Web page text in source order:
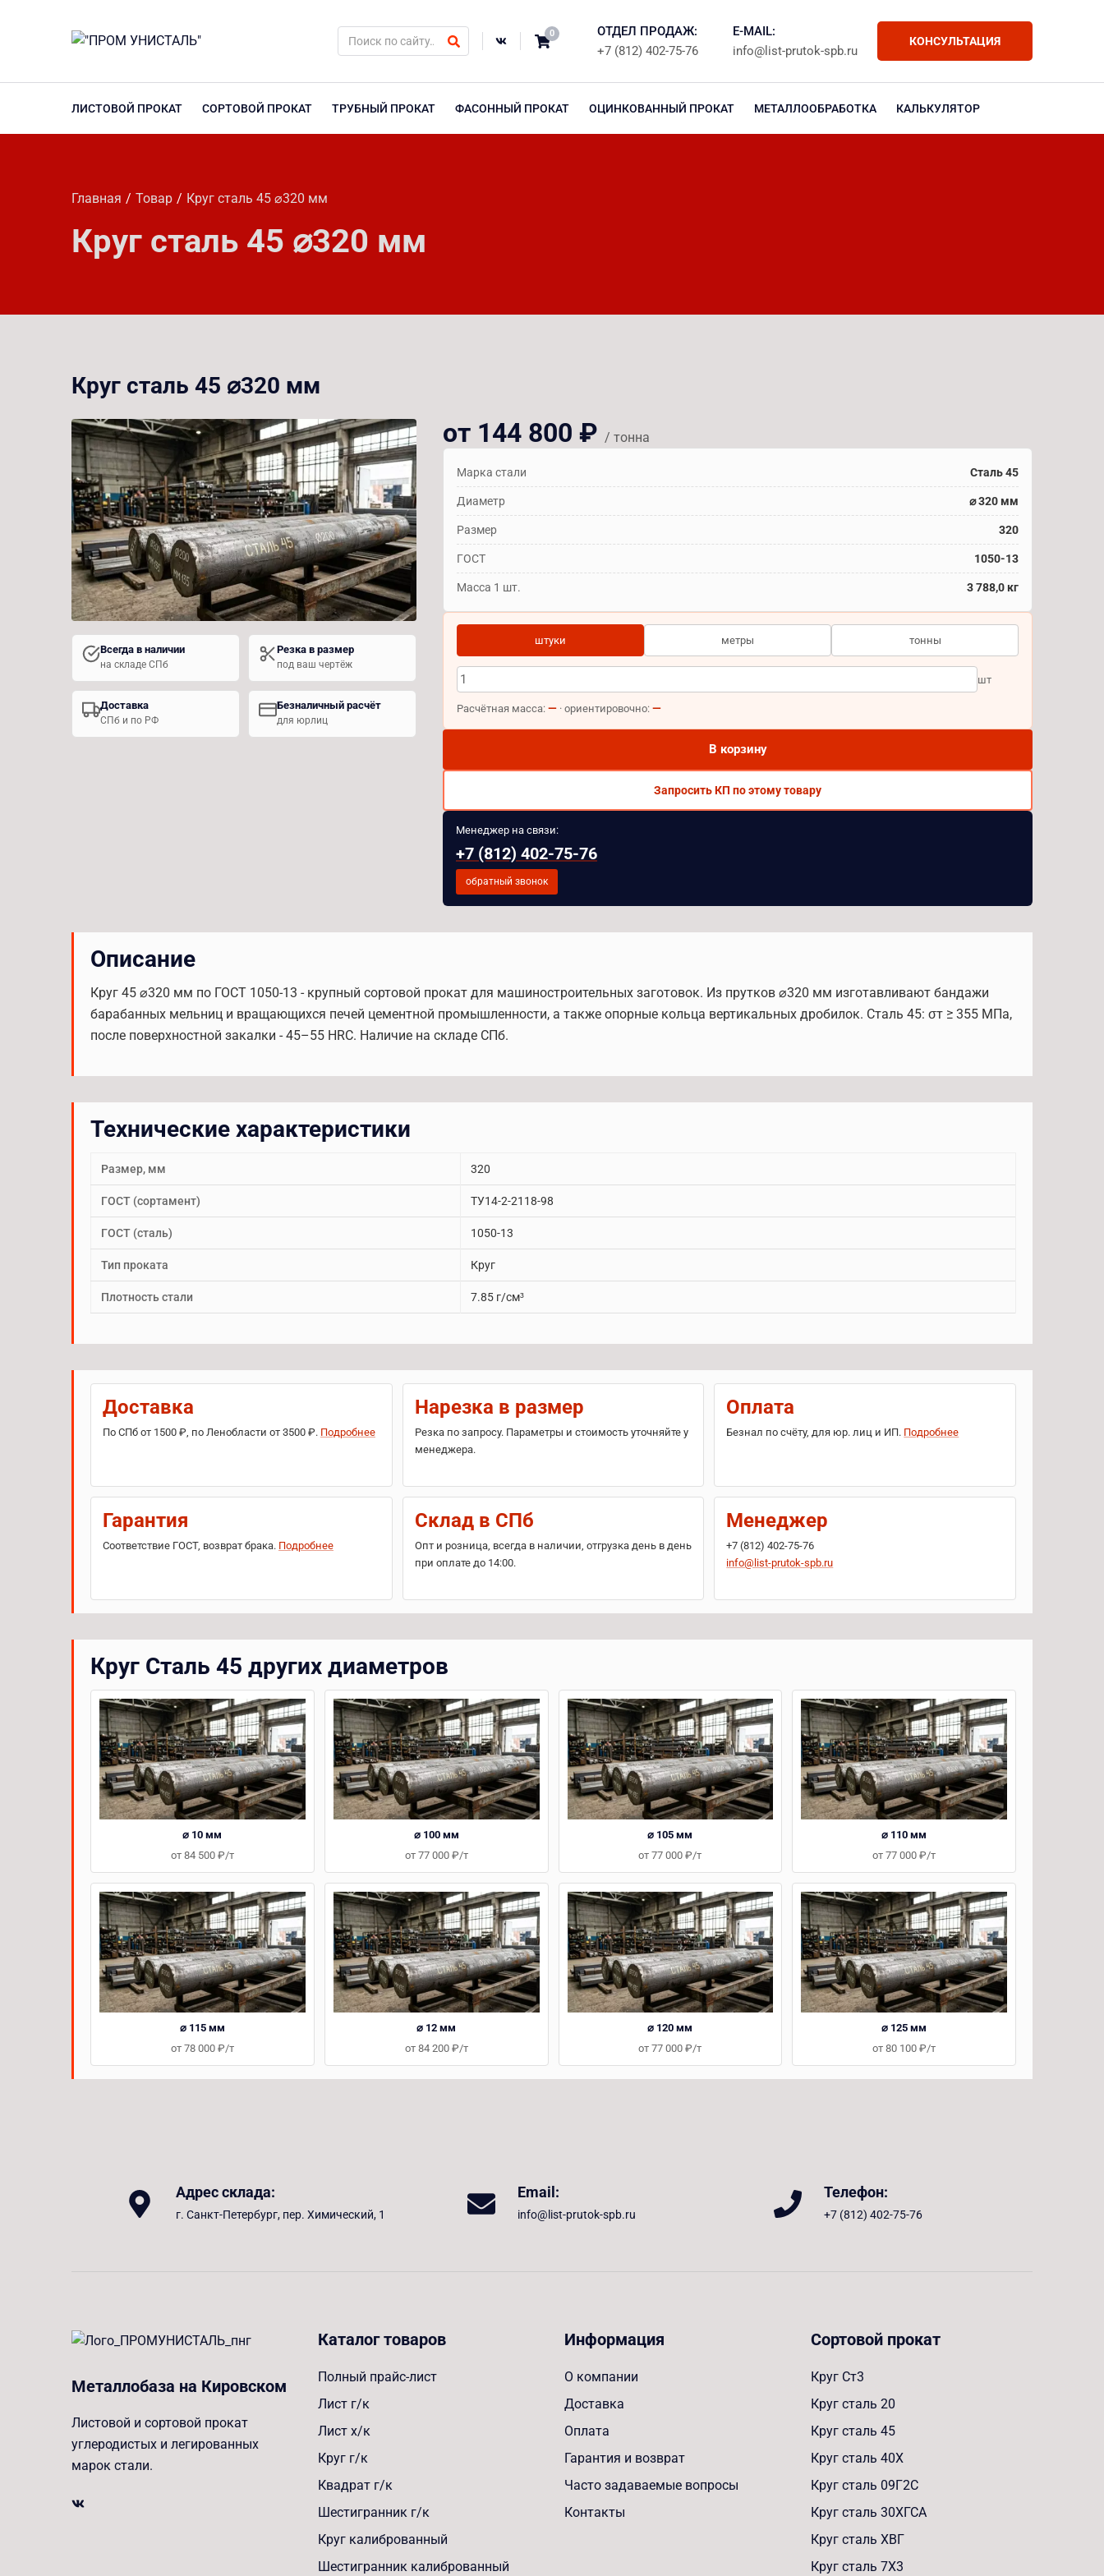
0
КОНСУЛЬТАЦИЯ
ОТДЕЛ ПРОДАЖ:
+7 (812) 402-75-76
E-MAIL:
info@list-prutok-spb.ru
ЛИСТОВОЙ ПРОКАТ СОРТОВОЙ ПРОКАТ ТРУБНЫЙ ПРОКАТ ФАСОННЫЙ ПРОКАТ ОЦИНКОВАННЫЙ ПРОКАТ МЕТАЛЛООБРАБОТКА КАЛЬКУЛЯТОР
Главная Товар Круг сталь 45 ⌀320 мм
Круг сталь 45 ⌀320 мм
Круг сталь 45 ⌀320 мм
Всегда в наличии
на складе СПб
Резка в размер
под ваш чертёж
Доставка
СПб и по РФ
Безналичный расчёт
для юрлиц
от 144 800 ₽ / тонна
Марка стали Сталь 45
Диаметр ⌀ 320 мм
Размер 320
ГОСТ 1050-13
Масса 1 шт. 3 788,0 кг
штуки метры тонны
шт
Расчётная масса: — · ориентировочно: —
В корзину
Запросить КП по этому товару
Менеджер на связи:
+7 (812) 402-75-76
обратный звонок
Описание
Круг 45 ⌀320 мм по ГОСТ 1050-13 - крупный сортовой прокат для машиностроительных заготовок. Из прутков ⌀320 мм изготавливают бандажи
барабанных мельниц и вращающихся печей цементной промышленности, а также опорные кольца вертикальных дробилок. Сталь 45: σт ≥ 355 МПа,
после поверхностной закалки - 45–55 HRC. Наличие на складе СПб.
Технические характеристики
Размер, мм 320
ГОСТ (сортамент) ТУ14-2-2118-98
ГОСТ (сталь) 1050-13
Тип проката Круг
Плотность стали 7.85 г/см³
Доставка
По СПб от 1500 ₽, по Ленобласти от 3500 ₽. Подробнее
Нарезка в размер
Резка по запросу. Параметры и стоимость уточняйте у
менеджера.
Оплата
Безнал по счёту, для юр. лиц и ИП. Подробнее
Гарантия
Соответствие ГОСТ, возврат брака. Подробнее
Склад в СПб
Опт и розница, всегда в наличии, отгрузка день в день
при оплате до 14:00.
Менеджер
+7 (812) 402-75-76
info@list-prutok-spb.ru
Круг Сталь 45 других диаметров
⌀ 10 мм
от 84 500 ₽/т
⌀ 100 мм
от 77 000 ₽/т
⌀ 105 мм
от 77 000 ₽/т
⌀ 110 мм
от 77 000 ₽/т
⌀ 115 мм
от 78 000 ₽/т
⌀ 12 мм
от 84 200 ₽/т
⌀ 120 мм
от 77 000 ₽/т
⌀ 125 мм
от 80 100 ₽/т
Адрес склада:
г. Санкт-Петербург, пер. Химический, 1
Email:
info@list-prutok-spb.ru
Телефон:
+7 (812) 402-75-76
Металлобаза на Кировском
Листовой и сортовой прокат
углеродистых и легированных
марок стали.
Каталог товаров
Полный прайс-лист
Лист г/к
Лист х/к
Круг г/к
Квадрат г/к
Шестигранник г/к
Круг калиброванный
Шестигранник калиброванный
Информация
О компании
Доставка
Оплата
Гарантия и возврат
Часто задаваемые вопросы
Контакты
Сортовой прокат
Круг Ст3
Круг сталь 20
Круг сталь 45
Круг сталь 40Х
Круг сталь 09Г2С
Круг сталь 30ХГСА
Круг сталь ХВГ
Круг сталь 7Х3